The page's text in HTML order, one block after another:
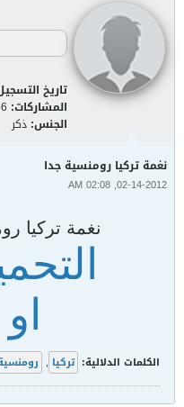
تاريخ
المشاركات:
الجنس: ذكر
نغمة تركيا رومنسية جدا
02-14-2012, 02:08 AM
نغمة تركيا
الكلمات الدلالية: تركيا ,